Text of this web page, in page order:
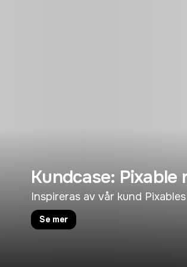
Kundcase: Pixable
Inspireras av vår kund
Se mer